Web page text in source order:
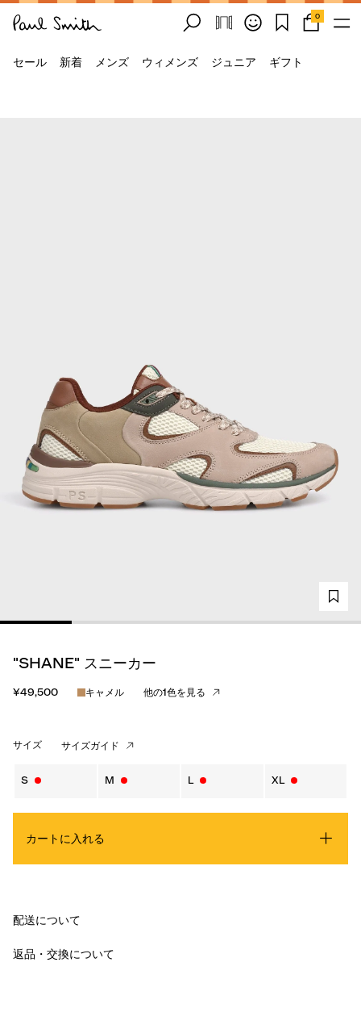
0
セール 新着 メンズ ウィメンズ ジュニア ギフト
"SHANE" スニーカー
¥49,500 キャメル 他の1色を見る
サイズ サイズガイド
S M L XL
カートに入れる
配送について
返品・交換について